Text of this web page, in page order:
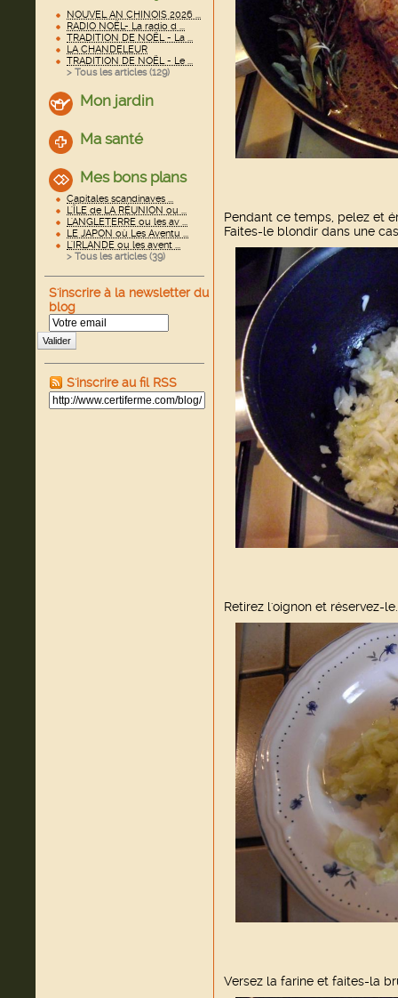
NOUVEL AN CHINOIS 2026 ...
RADIO NOËL- La radio d ...
TRADITION DE NOËL - La ...
LA CHANDELEUR
TRADITION DE NOËL - Le ...
> Tous les articles (129)
Mon jardin
Ma santé
Mes bons plans
Capitales scandinaves ...
L'ÎLE de LA RÉUNION ou ...
L'ANGLETERRE ou les av ...
LE JAPON où Les Aventu ...
L'IRLANDE ou les avent ...
> Tous les articles (39)
S'inscrire à la newsletter du
blog
Valider
S'inscrire au fil RSS
Pendant ce temps, pelez et
Faites-le blondir dans une
Retirez l'oignon et réservez-le.
Versez la farine et faites-la